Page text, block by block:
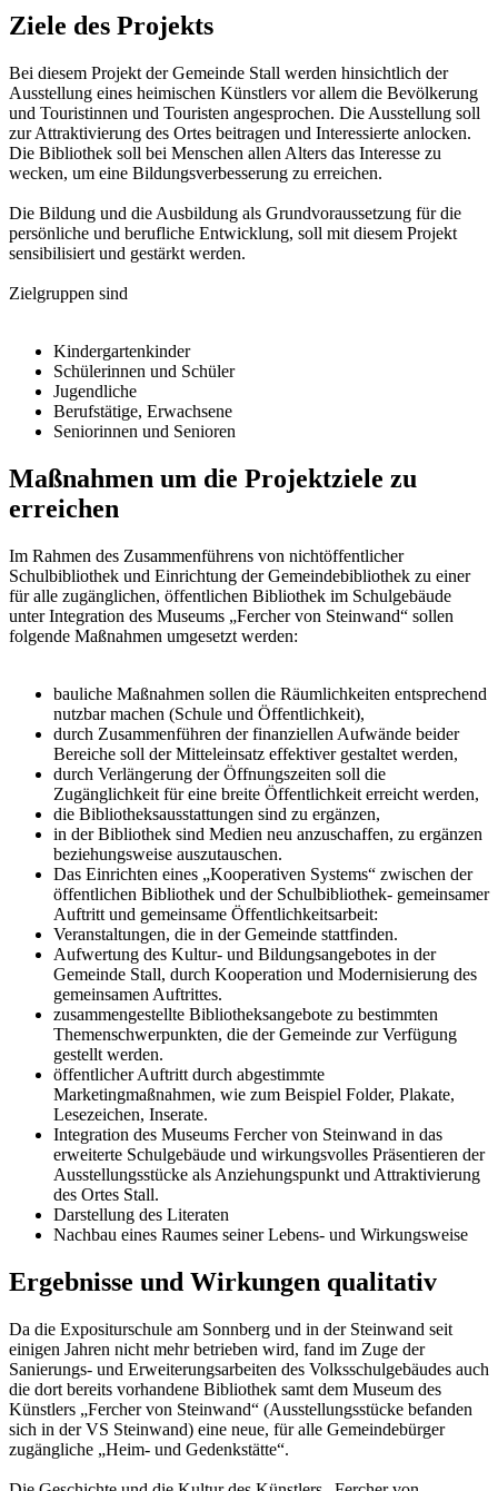
Ziele des Projekts
Bei diesem Projekt der Gemeinde Stall werden hinsichtlich der
Ausstellung eines heimischen Künstlers vor allem die Bevölkerung
und Touristinnen und Touristen angesprochen. Die Ausstellung soll
zur Attraktivierung des Ortes beitragen und Interessierte anlocken.
Die Bibliothek soll bei Menschen allen Alters das Interesse zu
wecken, um eine Bildungsverbesserung zu erreichen.
Die Bildung und die Ausbildung als Grundvoraussetzung für die
persönliche und berufliche Entwicklung, soll mit diesem Projekt
sensibilisiert und gestärkt werden.
Zielgruppen sind
Kindergartenkinder
Schülerinnen und Schüler
Jugendliche
Berufstätige, Erwachsene
Seniorinnen und Senioren
Maßnahmen um die Projektziele zu
erreichen
Im Rahmen des Zusammenführens von nichtöffentlicher
Schulbibliothek und Einrichtung der Gemeindebibliothek zu einer
für alle zugänglichen, öffentlichen Bibliothek im Schulgebäude
unter Integration des Museums „Fercher von Steinwand“ sollen
folgende Maßnahmen umgesetzt werden:
bauliche Maßnahmen sollen die Räumlichkeiten entsprechend
nutzbar machen (Schule und Öffentlichkeit),
durch Zusammenführen der finanziellen Aufwände beider
Bereiche soll der Mitteleinsatz effektiver gestaltet werden,
durch Verlängerung der Öffnungszeiten soll die
Zugänglichkeit für eine breite Öffentlichkeit erreicht werden,
die Bibliotheksausstattungen sind zu ergänzen,
in der Bibliothek sind Medien neu anzuschaffen, zu ergänzen
beziehungsweise auszutauschen.
Das Einrichten eines „Kooperativen Systems“ zwischen der
öffentlichen Bibliothek und der Schulbibliothek- gemeinsamer
Auftritt und gemeinsame Öffentlichkeitsarbeit:
Veranstaltungen, die in der Gemeinde stattfinden.
Aufwertung des Kultur- und Bildungsangebotes in der
Gemeinde Stall, durch Kooperation und Modernisierung des
gemeinsamen Auftrittes.
zusammengestellte Bibliotheksangebote zu bestimmten
Themenschwerpunkten, die der Gemeinde zur Verfügung
gestellt werden.
öffentlicher Auftritt durch abgestimmte
Marketingmaßnahmen, wie zum Beispiel Folder, Plakate,
Lesezeichen, Inserate.
Integration des Museums Fercher von Steinwand in das
erweiterte Schulgebäude und wirkungsvolles Präsentieren der
Ausstellungsstücke als Anziehungspunkt und Attraktivierung
des Ortes Stall.
Darstellung des Literaten
Nachbau eines Raumes seiner Lebens- und Wirkungsweise
Ergebnisse und Wirkungen qualitativ
Da die Expositurschule am Sonnberg und in der Steinwand seit
einigen Jahren nicht mehr betrieben wird, fand im Zuge der
Sanierungs- und Erweiterungsarbeiten des Volksschulgebäudes auch
die dort bereits vorhandene Bibliothek samt dem Museum des
Künstlers „Fercher von Steinwand“ (Ausstellungsstücke befanden
sich in der VS Steinwand) eine neue, für alle Gemeindebürger
zugängliche „Heim- und Gedenkstätte“.